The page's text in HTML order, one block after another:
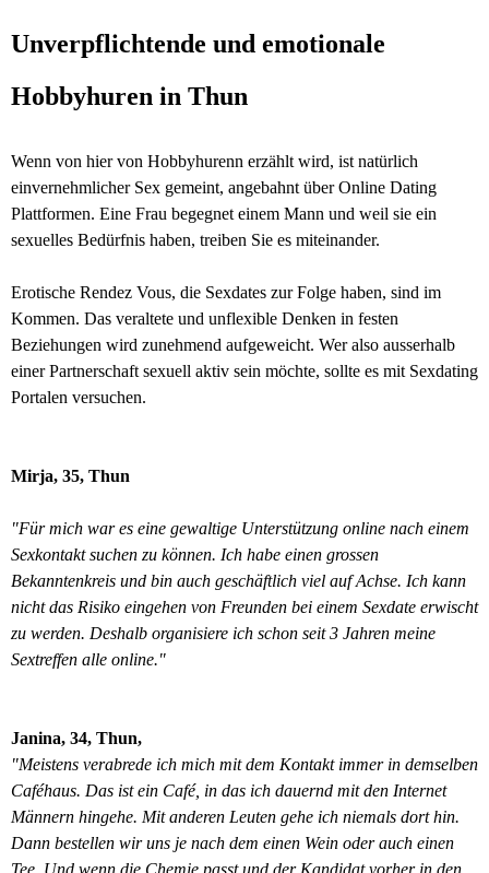
Unverpflichtende und emotionale
Hobbyhuren in Thun
Wenn von hier von Hobbyhurenn erzählt wird, ist natürlich
einvernehmlicher Sex gemeint, angebahnt über Online Dating
Plattformen. Eine Frau begegnet einem Mann und weil sie ein
sexuelles Bedürfnis haben, treiben Sie es miteinander.
Erotische Rendez Vous, die Sexdates zur Folge haben, sind im
Kommen. Das veraltete und unflexible Denken in festen
Beziehungen wird zunehmend aufgeweicht. Wer also ausserhalb
einer Partnerschaft sexuell aktiv sein möchte, sollte es mit Sexdating
Portalen versuchen.
Mirja, 35, Thun
"Für mich war es eine gewaltige Unterstützung online nach einem
Sexkontakt suchen zu können. Ich habe einen grossen
Bekanntenkreis und bin auch geschäftlich viel auf Achse. Ich kann
nicht das Risiko eingehen von Freunden bei einem Sexdate erwischt
zu werden. Deshalb organisiere ich schon seit 3 Jahren meine
Sextreffen alle online."
Janina, 34, Thun,
"Meistens verabrede ich mich mit dem Kontakt immer in demselben
Caféhaus. Das ist ein Café, in das ich dauernd mit den Internet
Männern hingehe. Mit anderen Leuten gehe ich niemals dort hin.
Dann bestellen wir uns je nach dem einen Wein oder auch einen
Tee. Und wenn die Chemie passt und der Kandidat vorher in den